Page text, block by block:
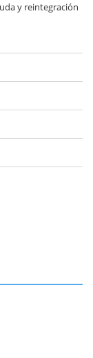
y reintegración